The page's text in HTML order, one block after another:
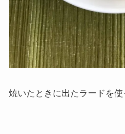
焼いたときに出たラードを使